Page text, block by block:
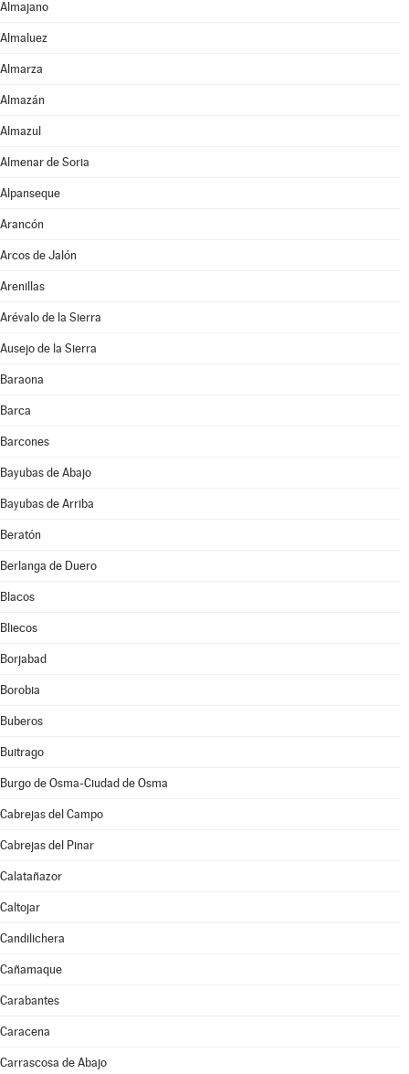
Almajano
Almaluez
Almarza
Almazán
Almazul
Almenar de Soria
Alpanseque
Arancón
Arcos de Jalón
Arenillas
Arévalo de la Sierra
Ausejo de la Sierra
Baraona
Barca
Barcones
Bayubas de Abajo
Bayubas de Arriba
Beratón
Berlanga de Duero
Blacos
Bliecos
Borjabad
Borobia
Buberos
Buitrago
Burgo de Osma-Ciudad de Osma
Cabrejas del Campo
Cabrejas del Pinar
Calatañazor
Caltojar
Candilichera
Cañamaque
Carabantes
Caracena
Carrascosa de Abajo